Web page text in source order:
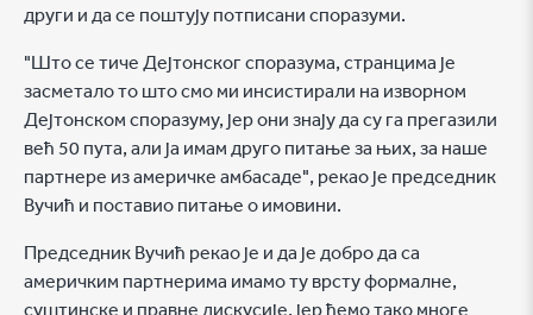
други и да се поштују потписани споразуми.
"Што се тиче Дејтонског споразума, странцима је
засметало то што смо ми инсистирали на изворном
Дејтонском споразуму, јер они знају да су га прегазили
већ 50 пута, али ја имам друго питање за њих, за наше
партнере из америчке амбасаде", рекао је председник
Вучић и поставио питање о имовини.
Председник Вучић рекао је и да је добро да са
америчким партнерима имамо ту врсту формалне,
суштинске и правне дискусије, јер ћемо тако многе